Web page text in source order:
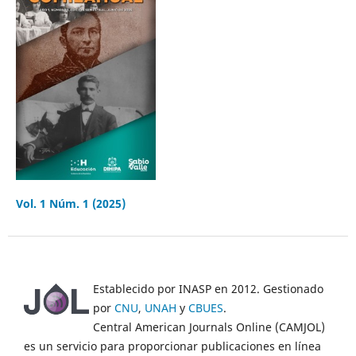
Vol. 1 Núm. 1 (2025)
Establecido por INASP en 2012. Gestionado
por CNU, UNAH y CBUES.
Central American Journals Online (CAMJOL)
es un servicio para proporcionar publicaciones en línea